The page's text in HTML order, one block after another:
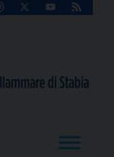
X
YouTube
Feed